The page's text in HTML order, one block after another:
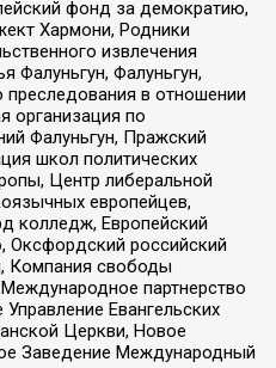
фонд за демократию,
Хармони, Родники
извлечения
Фалуньгун, Фалуньгун,
в отношении
организация по
Фалуньгун, Пражский
школ политических
Центр либеральной
европейцев,
колледж, Европейский
российский
Компания свободы
партнерство
Евангельских
Церкви, Новое
Заведение Международный